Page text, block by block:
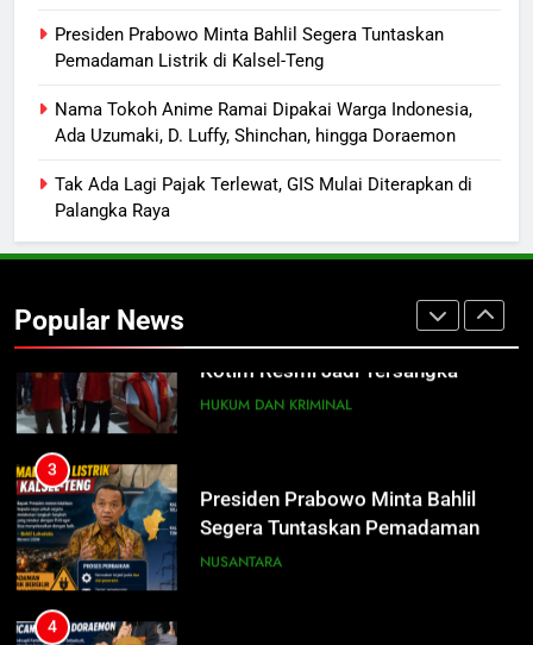
Presiden Prabowo Minta Bahlil Segera Tuntaskan
Pemadaman Listrik di Kalsel-Teng
Nama Tokoh Anime Ramai Dipakai Warga Indonesia,
Ada Uzumaki, D. Luffy, Shinchan, hingga Doraemon
Tak Ada Lagi Pajak Terlewat, GIS Mulai Diterapkan di
Palangka Raya
Popular News
Distribusi BBM Diperkuat,
Pertamina Targetkan Antrean di
ECONOMY
Ketua dan Empat Komisioner KPU
Kotim Resmi Jadi Tersangka
Dugaan Korupsi Dana Hibah
Pilkada Rp40 Miliar
NUSANTARA
4